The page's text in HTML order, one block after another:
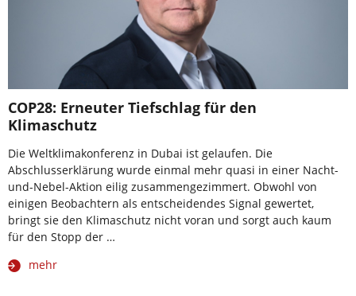
COP28: Erneuter Tiefschlag für den
Klimaschutz
Die Weltklimakonferenz in Dubai ist gelaufen. Die
Abschlusserklärung wurde einmal mehr quasi in einer Nacht-
und-Nebel-Aktion eilig zusammengezimmert. Obwohl von
einigen Beobachtern als entscheidendes Signal gewertet,
bringt sie den Klimaschutz nicht voran und sorgt auch kaum
für den Stopp der …
mehr